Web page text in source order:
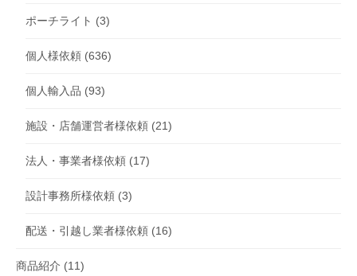
ポーチライト (3)
個人様依頼 (636)
個人輸入品 (93)
施設・店舗運営者様依頼 (21)
法人・事業者様依頼 (17)
設計事務所様依頼 (3)
配送・引越し業者様依頼 (16)
商品紹介 (11)